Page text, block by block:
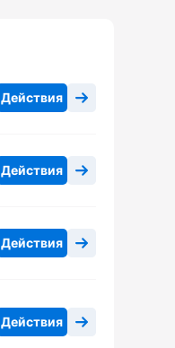
Действия
Действия
Действия
Действия